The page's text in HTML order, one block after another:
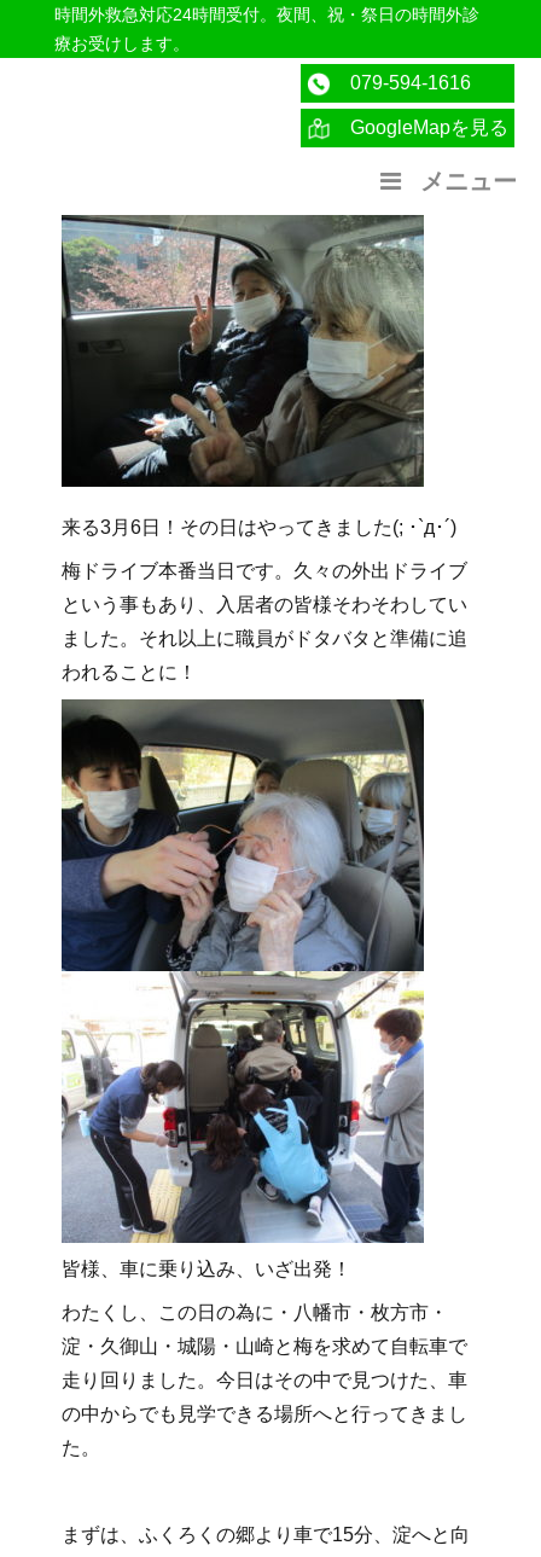
時間外救急対応24時間受付。夜間、祝・祭日の時間外診
療お受けします。
医療法人社団紀洋会 公式サイト
079-594-1616
GoogleMapを見る
メニュー
来る3月6日！その日はやってきました(; ･`д･´)
梅ドライブ本番当日です。久々の外出ドライブ
という事もあり、入居者の皆様そわそわしてい
ました。それ以上に職員がドタバタと準備に追
われることに！
皆様、車に乗り込み、いざ出発！
わたくし、この日の為に・八幡市・枚方市・
淀・久御山・城陽・山崎と梅を求めて自転車で
走り回りました。今日はその中で見つけた、車
の中からでも見学できる場所へと行ってきまし
た。
まずは、ふくろくの郷より車で15分、淀へと向